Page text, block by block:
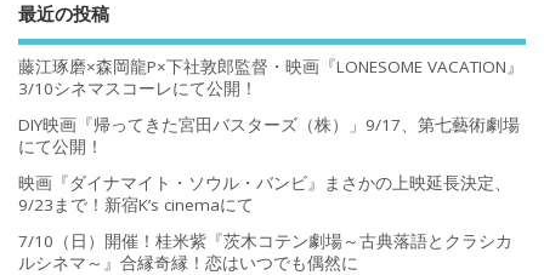
最近の投稿
藤江琢磨×森岡龍P×下社敦郎監督・映画『LONESOME VACATION』
3/10シネマスコーレにて公開！
DIY映画『帰ってきた宮田バスターズ（株）」9/17、第七藝術劇場
にて公開！
映画『ダイナマイト・ソウル・バンビ』まさかの上映延長決定、
9/23まで！新宿K’s cinemaにて
7/10（日）開催！桂米紫『茨木コテン劇場～古典落語とクラシカ
ルシネマ～』合縁奇縁！恋はいつでも偶然に